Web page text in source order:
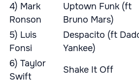
4) Mark
Ronson
Uptown Funk (ft
Bruno Mars)
5) Luis
Fonsi
Despacito (ft
Yankee)
6) Taylor
Swift
Shake It Off